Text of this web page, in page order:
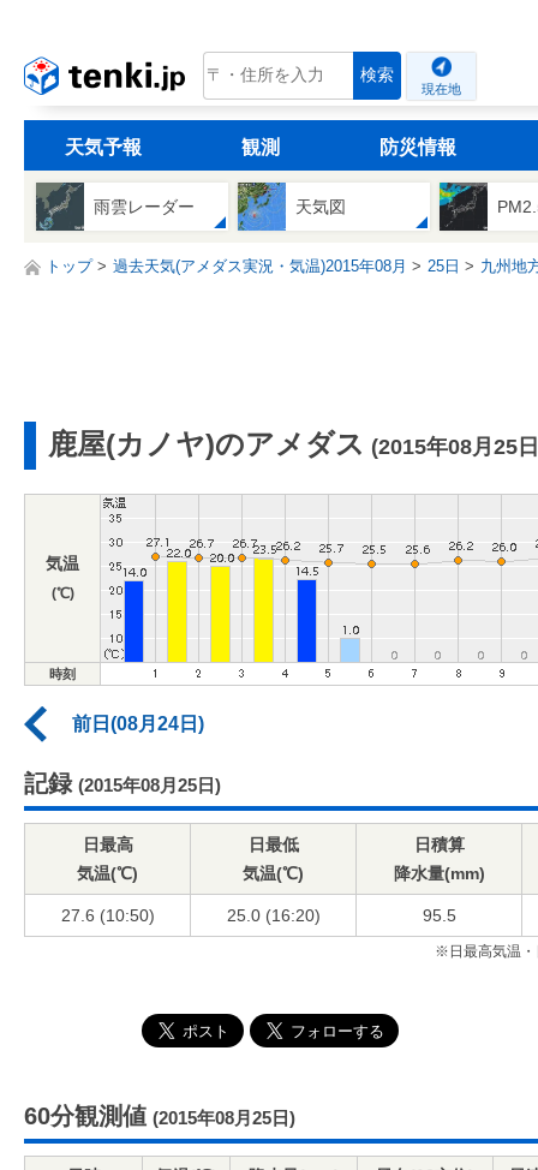
tenki.jp 検索
現在地
天気予報 観測 防災情報
雨雲レーダー 天気図
トップ 過去天気(アメダス実況・気温)2015年08月 25日 九州地
鹿屋(カノヤ)のアメダス (2015年08月25
気温
(℃)
時刻
前日(08月24日)
記録 (2015年08月25日)
日最高
気温(℃)
日最低
気温(℃)
日積算
降水量(mm)
27.6 (10:50) 25.0 (16:20) 95.5
※日最高気温・
60分観測値 (2015年08月25日)